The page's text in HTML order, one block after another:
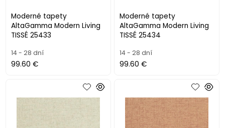
Moderné tapety
AltaGamma Modern Living
TISSÉ 25433
14 - 28 dní
99.60 €
Moderné tapety
AltaGamma Modern Living
TISSÉ 25434
14 - 28 dní
99.60 €